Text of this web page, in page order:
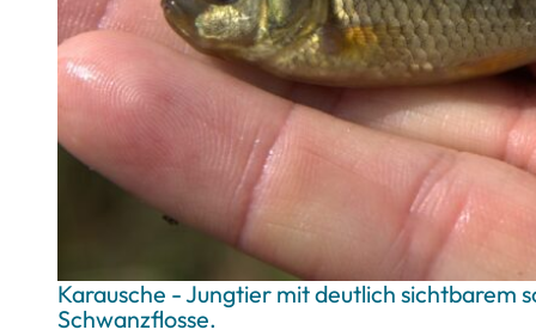
Karausche - Jungtier mit deutlich sichtbarem
Schwanzflosse.